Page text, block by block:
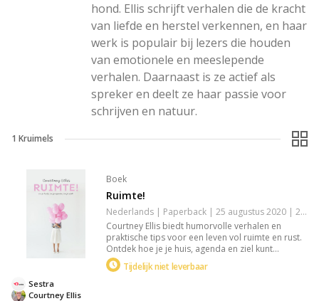
hond. Ellis schrijft verhalen die de kracht
van liefde en herstel verkennen, en haar
werk is populair bij lezers die houden
van emotionele en meeslepende
verhalen. Daarnaast is ze actief als
spreker en deelt ze haar passie voor
schrijven en natuur.
1 Kruimels
Boek
Ruimte!
Nederlands | Paperback | 25 augustus 2020 | 240 pagina's | 9789492831637
Courtney Ellis biedt humorvolle verhalen en
praktische tips voor een leven vol ruimte en rust.
Ontdek hoe je je huis, agenda en ziel kunt
opruimen, wat leidt tot meer aandacht voor
jezelf, anderen en God. Kortom, Ruimte! is een
Tijdelijk niet leverbaar
Courtney Ellis
Sestra